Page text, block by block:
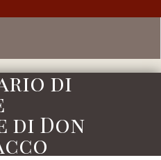
di
di Don